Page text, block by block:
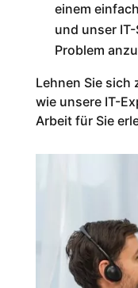
einem
und unser
Problem
Lehnen Sie sich
wie unsere IT-
Arbeit für Sie